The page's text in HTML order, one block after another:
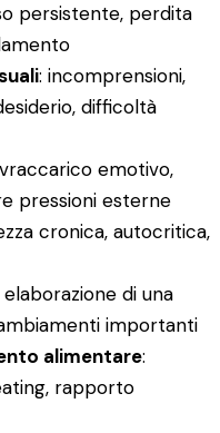
persistente, perdita
: incomprensioni,
difficoltà
emotivo,
pressioni esterne
cronica, autocritica,
elaborazione di una
importanti
alimentare:
rapporto